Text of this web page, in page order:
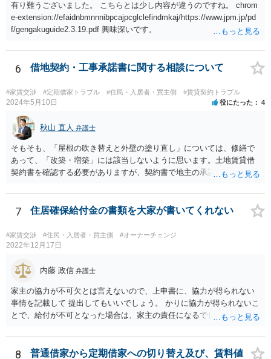
有り難うございました。 こちらとは少し内容が違うのですね。 chrom
e-extension://efaidnbmnnnibpcajpcglclefindmkaj/https://www.jpm.jp/pd
f/gengakuguide2.3.19.pdf 興味深いです。
6 借地契約・工事承諾書に関する相談について
#家賃交渉 #定期借家トラブル #住民・入居者・買主側 #賃貸契約トラブル
2024年5月10日 役にたった 4
秋山 直人 弁護士
そもそも、「屋根の吹き替えと外壁の塗り直し」については、修繕で
あって、「改築・増築」には該当しないように思います。土地賃貸借
契約書を確認する必要がありますが、契約書で地主の承諾が必要とさ
いのであれば、そもそも地主の承諾は不要なのではないでしょうか。
窓の補修も修繕でしょう。 地代の1．8倍増額というのも無理があるよ
はやむを得ないと思いますが、（もちろん立地にもよりますが）80％
増が認められる可能性は低いように思います。 地代増額については、
立しなければ、地代増額の裁判を起こして、裁判所選任の不動産鑑定
ないことです。そう簡単ではありません。 土地賃貸借から家屋の賃貸
借に転換するなどということには全く応じる必要がありません。借地
人から建物を無償で（？）買い取って借地権を奪おうということでし
7 住居確保給付金の書類を大家が書いてくれない
#家賃交渉 #住民・入居者・買主側 #オーナーチェンジ
2022年12月17日
内藤 政信 弁護士
家主の協力が不可欠とは言えないので、上申書に、協力が得られない
事情を記載して 提出してもいいでしょう。 かりに協力が得られないこ
とで、給付が不可となった場合は、家主の責任になるでしょう。
8
普通借家から定期借家への切り替え及び、賃料値